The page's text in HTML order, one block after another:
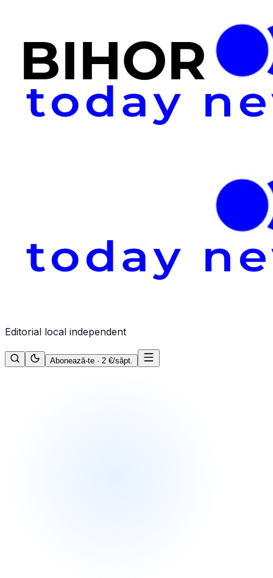
Editorial local independent
Abonează-te · 2 €/săpt.